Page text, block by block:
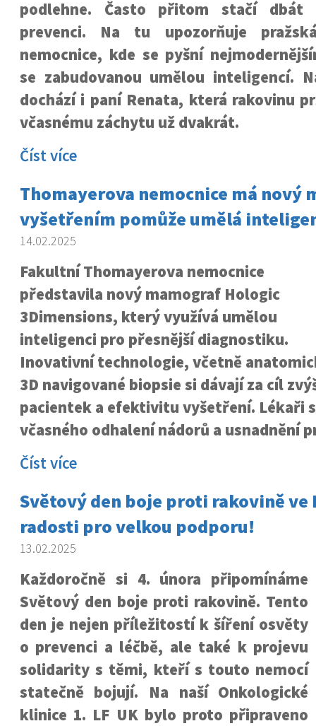
podlehne. Často přitom stačí dbát
prevenci. Na tu upozorňuje
nemocnice, kde se pyšní
se zabudovanou umělou inteligencí.
dochází i paní Renata, která rakovinu
včasnému záchytu už dvakrát.
Číst více
Thomayerova nemocnice má nový
vyšetřením pomůže umělá
14.02.2025
Fakultní Thomayerova nemocnice
představila nový mamograf Hologic
3Dimensions, který využívá umělou
inteligenci pro přesnější diagnostiku.
Inovativní technologie, včetně
3D navigované biopsie si dávají za cíl
pacientek a efektivitu vyšetření. Lékaři
včasného odhalení nádorů a usnadnění
Číst více
Světový den boje proti rakovině ve
radosti pro velkou podporu!
13.02.2025
Každoročně si 4. února připomínáme
Světový den boje proti rakovině. Tento
den je nejen příležitostí k šíření osvěty
o prevenci a léčbě, ale také k projevu
solidarity s těmi, kteří s touto nemocí
statečně bojují. Na naší Onkologické
klinice 1. LF UK bylo proto připraveno